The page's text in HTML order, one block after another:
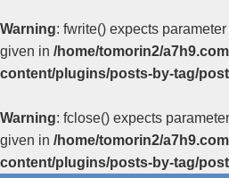
Warning: fwrite() expects
given in /home/tomorin2/
content/plugins/posts-by-tag/
Warning: fclose() expects
given in /home/tomorin2/
content/plugins/posts-by-tag/